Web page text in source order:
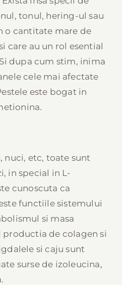
tonul, hering-ul sau
o cantitate mare de
care au un rol esential
dupa cum stim, inima
cele mai afectate
este bogat in
nuci, etc, toate sunt
in special in L-
cunoscuta ca
functiile sistemului
si masa
de colagen si
si caju sunt
surse de izoleucina,